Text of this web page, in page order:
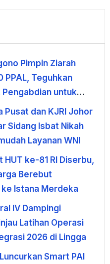
Pimpin Ziarah
PPAL, Teguhkan
untuk
Pusat dan KJRI Johor
Sidang Isbat Nikah
Layanan WNI
HUT ke-81 RI Diserbu,
Berebut
ke Istana Merdeka
IV Dampingi
Latihan Operasi
2026 di Lingga
Smart PAI